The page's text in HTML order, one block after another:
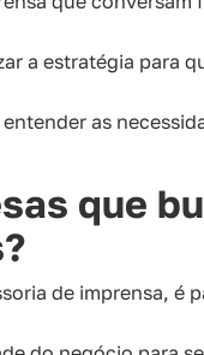
a estratégia para
as
que
de imprensa, é